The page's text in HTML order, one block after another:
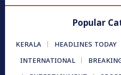
Popular
KERALA HEADLINES TODAY
INTERNATIONAL